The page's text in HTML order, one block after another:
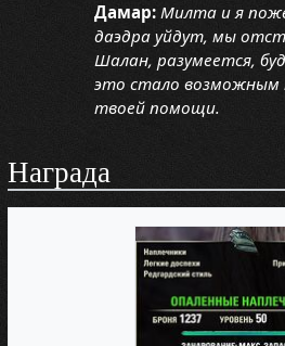
Дамар: Милта и я
даэдра уйдут, мы
Шалан, разумеется,
это стало возможным
твоей помощи.
Награда